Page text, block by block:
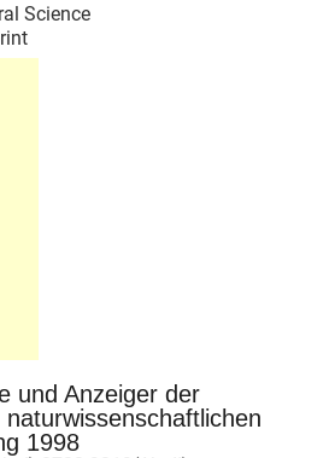
Science
und Anzeiger der
1998